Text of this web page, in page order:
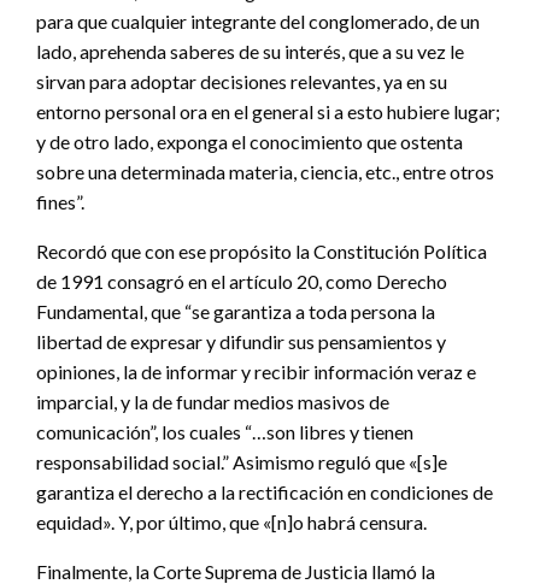
para que cualquier integrante del conglomerado, de un
lado, aprehenda saberes de su interés, que a su vez le
sirvan para adoptar decisiones relevantes, ya en su
entorno personal ora en el general si a esto hubiere lugar;
y de otro lado, exponga el conocimiento que ostenta
sobre una determinada materia, ciencia, etc., entre otros
fines”.
Recordó que con ese propósito la Constitución Política
de 1991 consagró en el artículo 20, como Derecho
Fundamental, que “se garantiza a toda persona la
libertad de expresar y difundir sus pensamientos y
opiniones, la de informar y recibir información veraz e
imparcial, y la de fundar medios masivos de
comunicación”, los cuales “…son libres y tienen
responsabilidad social.” Asimismo reguló que «[s]e
garantiza el derecho a la rectificación en condiciones de
equidad». Y, por último, que «[n]o habrá censura.
Finalmente, la Corte Suprema de Justicia llamó la